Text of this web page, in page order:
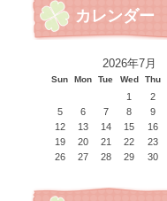
カレンダー
2026年7月
Sun Mon Tue Wed Thu
1 2
5
6 7 8 9
12
13 14 15 16
19
20 21 22 23
26
27 28 29 30